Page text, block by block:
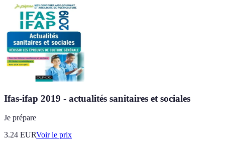
Ifas-ifap 2019 - actualités sanitaires et sociales
Je prépare
3.24 EURVoir le prix